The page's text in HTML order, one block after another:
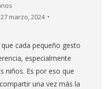
27 marzo, 2024
cada pequeño gesto
especialmente
niños. Es por eso que
una vez más la